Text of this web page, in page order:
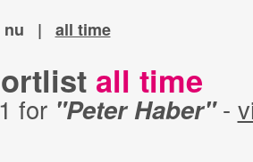
nu | all time
all time
for "Peter Haber"-